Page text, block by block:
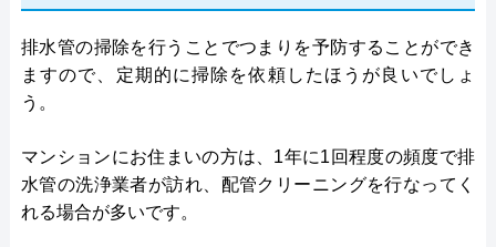
排水管の掃除を行うことでつまりを予防することができ
ますので、定期的に掃除を依頼したほうが良いでしょ
う。
マンションにお住まいの方は、1年に1回程度の頻度で排
水管の洗浄業者が訪れ、配管クリーニングを行なってく
れる場合が多いです。